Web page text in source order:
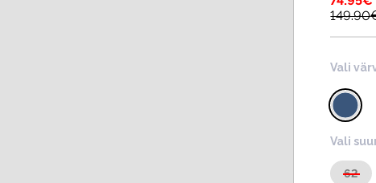
149.90
Vali
Vali
62